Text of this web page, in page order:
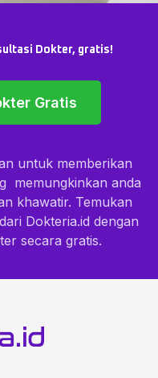
Dokter, gratis!
Gratis
untuk memberikan
memungkinkan anda
khawatir. Temukan
Dokteria.id dengan
secara gratis.